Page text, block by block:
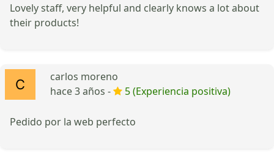
Lovely staff, very helpful and clearly knows a lot about
their products!
carlos moreno
hace 3 años -
5 (Experiencia positiva)
Pedido por la web perfecto